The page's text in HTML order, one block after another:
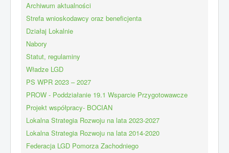
Archiwum aktualności
Strefa wnioskodawcy oraz beneficjenta
Działaj Lokalnie
Nabory
Statut, regulaminy
Władze LGD
PS WPR 2023 – 2027
PROW - Poddziałanie 19.1 Wsparcie Przygotowawcze
Projekt współpracy- BOCIAN
Lokalna Strategia Rozwoju na lata 2023-2027
Lokalna Strategia Rozwoju na lata 2014-2020
Federacja LGD Pomorza Zachodniego